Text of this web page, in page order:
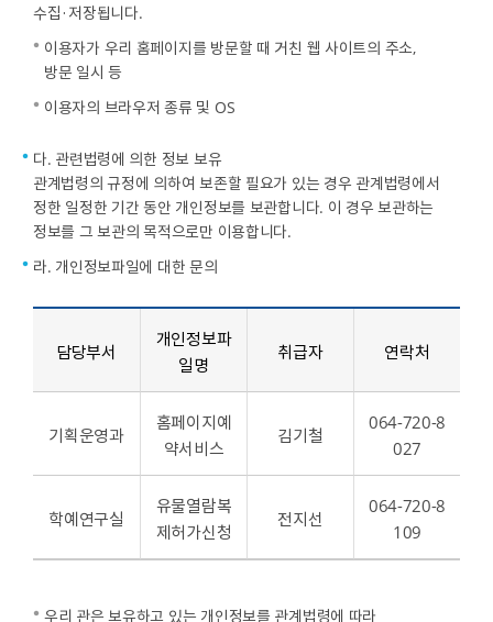
수집·저장됩니다.
이용자가 우리 홈페이지를 방문할 때 거친 웹 사이트의 주소,
방문 일시 등
이용자의 브라우저 종류 및 OS
다. 관련법령에 의한 정보 보유
관계법령의 규정에 의하여 보존할 필요가 있는 경우 관계법령에서
정한 일정한 기간 동안 개인정보를 보관합니다. 이 경우 보관하는
정보를 그 보관의 목적으로만 이용합니다.
라. 개인정보파일에 대한 문의
담당부서
개인정보파
일명
취급자 연락처
기획운영과
홈페이지예
약서비스
김기철
064-720-8
027
학예연구실
유물열람복
제허가신청
전지선
064-720-8
109
우리 관은 보유하고 있는 개인정보를 관계법령에 따라